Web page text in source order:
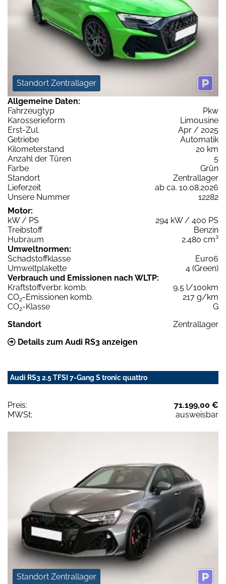
Standort Zentrallager
Allgemeine Daten:
Fahrzeugtyp
Pkw
Karosserieform
Limousine
Erst-Zul.
Apr / 2025
Getriebe
Automatik
Kilometerstand
20 km
Anzahl der Türen
5
Farbe
Grün
Standort
Zentrallager
Lieferzeit
ab ca. 10.08.2026
Unsere Nummer
12282
Motor:
kW / PS
294 kW / 400 PS
Treibstoff
Benzin
Hubraum
2.480 cm³
Umweltnormen:
Schadstoffklasse
Euro6
Umweltplakette
4 (Green)
Verbrauch und Emissionen nach WLTP:
Kraftstoffverbr. komb.
9,5 l/100km
CO2-Emissionen komb.
217 g/km
CO2-Klasse
G
Standort
Zentrallager
Details zum Audi RS3 anzeigen
Audi RS3 2.5 TFSI 7-Gang S tronic quattro
Preis:
71.199,00 €
MWSt:
ausweisbar
Standort Zentrallager